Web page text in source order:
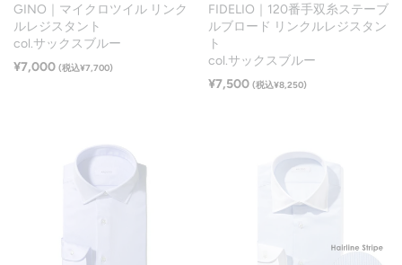
GINO｜マイクロツイル リンク
ルレジスタント
col.サックスブルー
¥7,000 (税込¥7,700)
FIDELIO｜120番手双糸ステーブ
ルブロード リンクルレジスタン
ト
col.サックスブルー
¥7,500 (税込¥8,250)